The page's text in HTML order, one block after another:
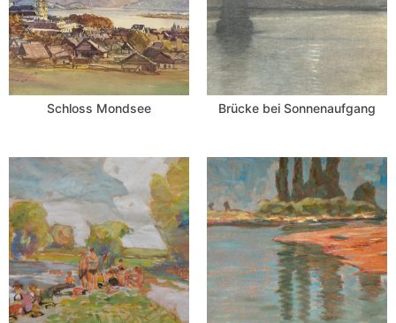
Schloss Mondsee Brücke bei Sonnenaufgang